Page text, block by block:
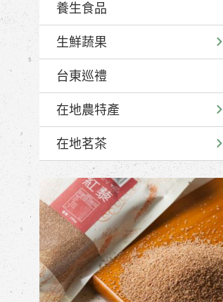
養生食品
生鮮蔬果
台東巡禮
在地農特產
在地茗茶